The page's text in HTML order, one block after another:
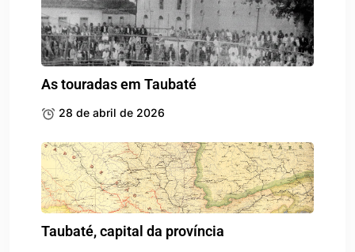
As touradas em Taubaté
28 de abril de 2026
Taubaté, capital da província